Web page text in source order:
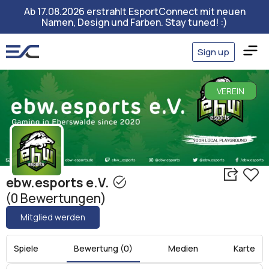
Ab 17.08.2026 erstrahlt EsportConnect mit neuen
Namen, Design und Farben. Stay tuned! :)
Sign up
VEREIN
ebw.esports e.V.
(0 Bewertungen)
Mitglied werden
Spiele Bewertung (0) Medien Karte